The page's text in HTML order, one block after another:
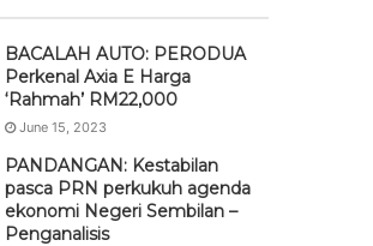
BACALAH AUTO: PERODUA
Perkenal Axia E Harga
‘Rahmah’ RM22,000
June 15, 2023
PANDANGAN: Kestabilan
pasca PRN perkukuh agenda
ekonomi Negeri Sembilan –
Penganalisis